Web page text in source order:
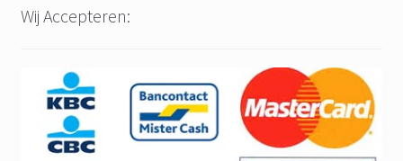
Wij Accepteren: